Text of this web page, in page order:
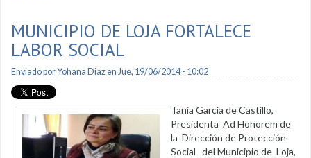
MUNICIPIO DE LOJA FORTALECE
LABOR SOCIAL
Enviado porYohana Diazen Jue, 19/06/2014 - 10:02
Tania García de Castillo,
Presidenta Ad Honorem de
la Dirección de Protección
Social del Municipio de Loja,